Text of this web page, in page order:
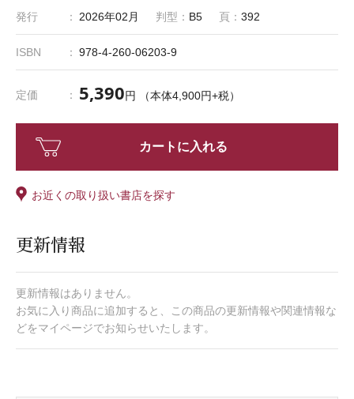
発行 2026年02月 判型： B5 頁： 392
ISBN 978-4-260-06203-9
定価 5,390円 （本体4,900円+税）
カートに入れる
お近くの取り扱い書店を探す
更新情報
更新情報はありません。
お気に入り商品に追加すると、この商品の更新情報や関連情報な
どをマイページでお知らせいたします。